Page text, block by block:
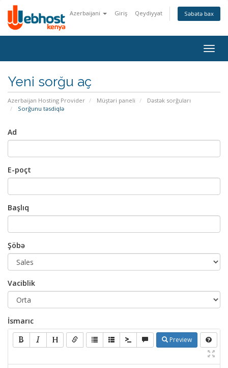
Azerbaijani Giriş Qeydiyyat Səbətə bax
Yeni sorğu aç
Azerbaijan Hosting Provider Müştəri paneli
Dəstək sorğuları
Sorğunu təsdiqlə
Ad
E-poçt
Başlıq
Şöbə
Vaciblik
İsmarıc
Preview